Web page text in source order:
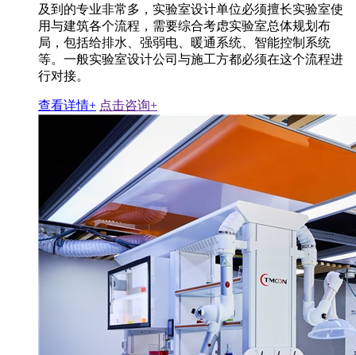
及到的专业非常多，实验室设计单位必须擅长实验室使
用与建筑各个流程，需要综合考虑实验室总体规划布
局，包括给排水、强弱电、暖通系统、智能控制系统
等。一般实验室设计公司与施工方都必须在这个流程进
行对接。
查看详情+ 点击咨询+